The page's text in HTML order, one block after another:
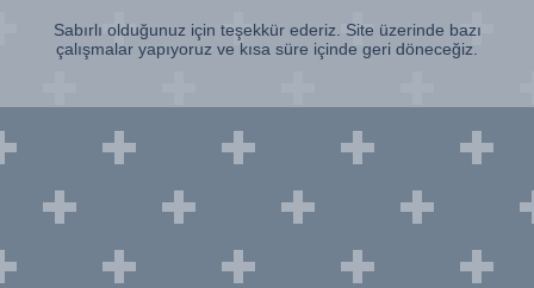
Sabırlı olduğunuz için teşekkür ederiz. Site üzerinde bazı
çalışmalar yapıyoruz ve kısa süre içinde geri döneceğiz.